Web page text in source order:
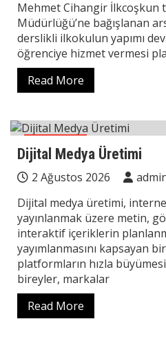
Mehmet Cihangir İlkcoşkun
Müdürlüğü’ne bağışlanan
derslikli ilkokulun yapımı
öğrenciye hizmet vermesi
Read More
Teknoloji
Dijital Medya Üretimi
2 Ağustos 2026
Dijital medya üretimi,
yayınlanmak üzere metin,
interaktif içeriklerin
yayımlanmasını kapsayan
platformların hızla
bireyler, markalar
Read More